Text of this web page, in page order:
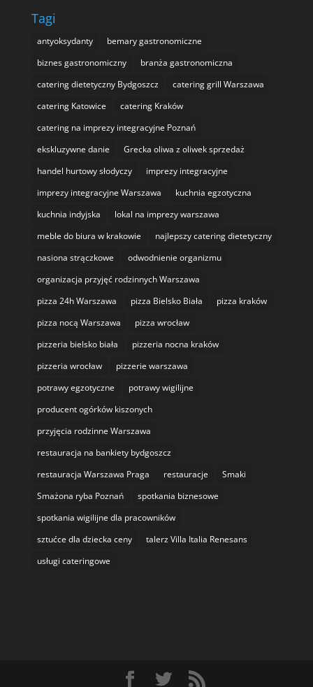
Tagi
antyoksydanty
bemary gastronomiczne
biznes gastronomiczny
branża gastronomiczna
catering dietetyczny Bydgoszcz
catering grill Warszawa
catering Katowice
catering Kraków
catering na imprezy integracyjne Poznań
ekskluzywne danie
Grecka oliwa z oliwek sprzedaż
handel hurtowy słodyczy
imprezy integracyjne
imprezy integracyjne Warszawa
kuchnia egzotyczna
kuchnia indyjska
lokal na imprezy warszawa
meble do biura w krakowie
najlepszy catering dietetyczny
nasiona strączkowe
odwodnienie organizmu
organizacja przyjęć rodzinnych Warszawa
pizza 24h Warszawa
pizza Bielsko Biała
pizza kraków
pizza nocą Warszawa
pizza wrocław
pizzeria bielsko biała
pizzeria nocna kraków
pizzeria wrocław
pizzerie warszawa
potrawy egzotyczne
potrawy wigilijne
producent ogórków kiszonych
przyjęcia rodzinne Warszawa
restauracja na bankiety bydgoszcz
restauracja Warszawa Praga
restauracje
Smaki
Smażona ryba Poznań
spotkania biznesowe
spotkania wigilijne dla pracowników
sztućce dla dziecka ceny
talerz Villa Italia Renesans
usługi cateringowe